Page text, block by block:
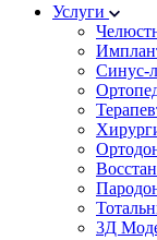
Услуги
Синус-
3Д